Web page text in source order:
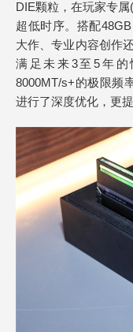
DIE颗粒，在玩家专
超低时序。搭配
大作、专业内容创作
满足未来3至5年
8000MT/s+的极限频
进行了深度优化，更